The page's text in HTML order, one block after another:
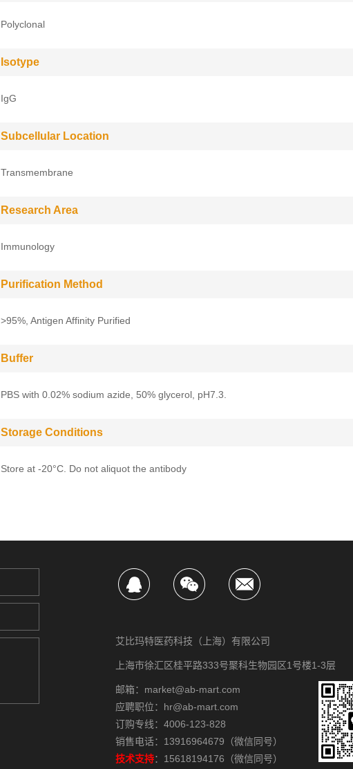
Polyclonal
Isotype
IgG
Subcellular Location
Transmembrane
Research Area
Immunology
Purification Method
>95%, Antigen Affinity Purified
Buffer
PBS with 0.02% sodium azide, 50% glycerol, pH7.3.
Storage Conditions
Store at -20°C. Do not aliquot the antibody
艾比玛特医药科技（上海）有限公司
上海市徐汇区桂平路333号聚科生物园区1号楼1-3层
邮箱：market@ab-mart.com
应聘职位：hr@ab-mart.com
订购专线：4006-123-828
销售电话：13916964679（微信同号）
技术支持：15618194176（微信同号）